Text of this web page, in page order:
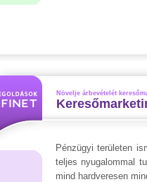
Növelje árbevételét
Pénzügyi területen
teljes nyugalommal
mind hardveresen